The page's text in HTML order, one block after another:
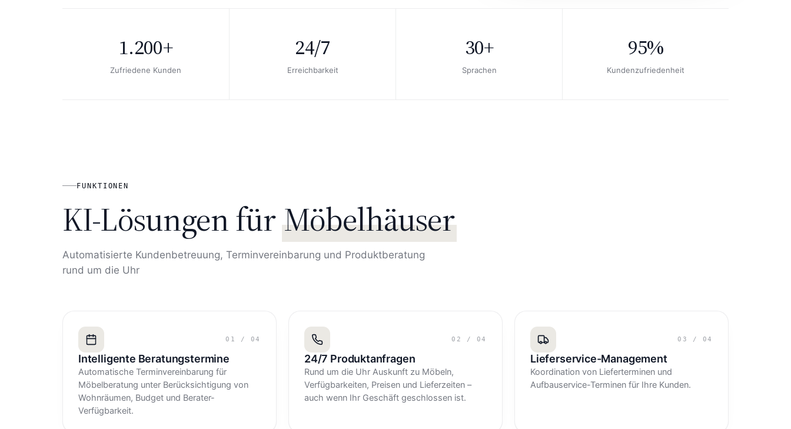
1.200+
Zufriedene Kunden
24/7
Erreichbarkeit
30+
Sprachen
95%
Kundenzufriedenheit
FUNKTIONEN
KI-Lösungen fürMöbelhäuser
Automatisierte Kundenbetreuung, Terminvereinbarung und Produktberatung
rund um die Uhr
01 / 04
Intelligente Beratungstermine
Automatische Terminvereinbarung für
Möbelberatung unter Berücksichtigung von
Wohnräumen, Budget und Berater-
Verfügbarkeit.
02 / 04
24/7 Produktanfragen
Rund um die Uhr Auskunft zu Möbeln,
Verfügbarkeiten, Preisen und Lieferzeiten –
auch wenn Ihr Geschäft geschlossen ist.
03 / 04
Lieferservice-Management
Koordination von Lieferterminen und
Aufbauservice-Terminen für Ihre Kunden.